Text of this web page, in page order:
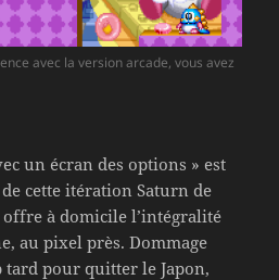
avec la version arcade, vous avez
un écran des options » est
cette itération Saturn de
à domicile l’intégralité
au pixel près. Dommage
tard pour quitter le Japon,